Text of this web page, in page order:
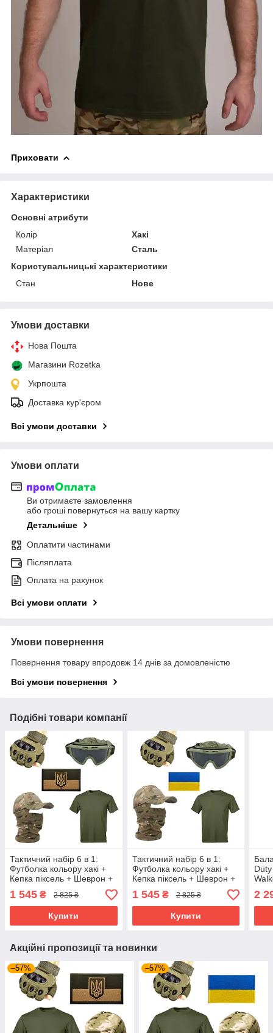
Приховати
Характеристики
Основні атрибути
Колір
Хакі
Матеріал
Сталь
Користувальницькі характеристики
Стан
Нове
Умови доставки
Нова Пошта
Магазини Rozetka
Укрпошта
Доставка кур'єром
Всі умови доставки
Умови оплати
Ви отримаєте замовлення
або гроші повернуться на вашу картку
Детальніше
Оплатити частинами
Післяплата
Оплата на рахунок
Всі умови оплати
Умови повернення
Повернення товару впродовж 14 днів за домовленістю
Всі умови повернення
Подібні товари компанії
Тактичний набір 6 в 1:
Футболка кольору хакі +
Кепка піксель + Шеврон +
Рукавички + Балаклава +
Окуляри | Tactic ЗСУ
1 545 ₴ 2 825 ₴
Купити
Тактичний набір 6 в 1:
Футболка кольору хакі +
Кепка піксель + Шеврон +
Рукавички + Балаклава +
Окуляри | Tactic ЗСУ
1 545₴ 2 825 ₴
Купити
в 1
2
Акційні пропозиції та новинки
–57% –57%